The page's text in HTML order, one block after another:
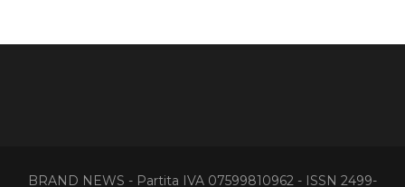
BRAND NEWS - Partita IVA 07599810962 - ISSN 2499-